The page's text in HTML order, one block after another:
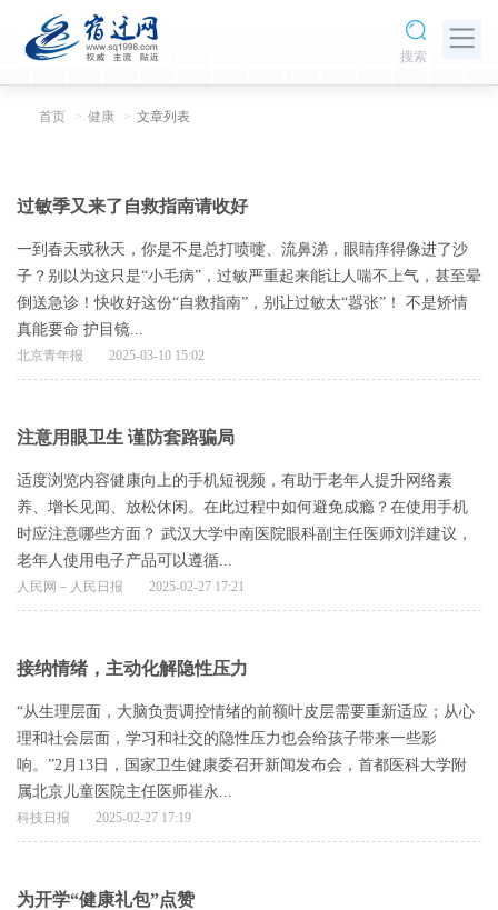
搜索
首页 健康 文章列表
过敏季又来了自救指南请收好
一到春天或秋天，你是不是总打喷嚏、流鼻涕，眼睛痒得像进了沙
子？别以为这只是“小毛病”，过敏严重起来能让人喘不上气，甚至晕
倒送急诊！快收好这份“自救指南”，别让过敏太“嚣张”！ 不是矫情
真能要命 护目镜...
北京青年报 2025-03-10 15:02
注意用眼卫生 谨防套路骗局
适度浏览内容健康向上的手机短视频，有助于老年人提升网络素
养、增长见闻、放松休闲。在此过程中如何避免成瘾？在使用手机
时应注意哪些方面？ 武汉大学中南医院眼科副主任医师刘洋建议，
老年人使用电子产品可以遵循...
人民网－人民日报 2025-02-27 17:21
接纳情绪，主动化解隐性压力
“从生理层面，大脑负责调控情绪的前额叶皮层需要重新适应；从心
理和社会层面，学习和社交的隐性压力也会给孩子带来一些影
响。”2月13日，国家卫生健康委召开新闻发布会，首都医科大学附
属北京儿童医院主任医师崔永...
科技日报 2025-02-27 17:19
为开学“健康礼包”点赞